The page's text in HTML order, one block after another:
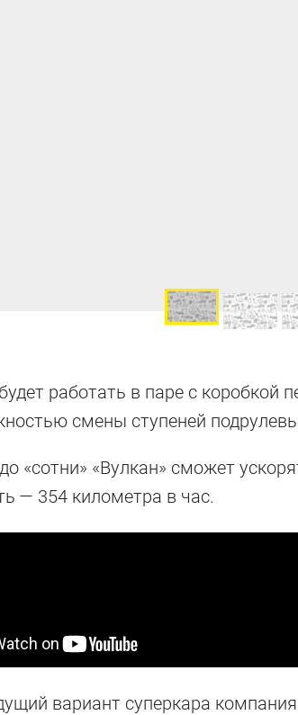
работать в паре с коробкой
смены ступеней
«сотни» «Вулкан» сможет
— 354 километра в час.
вариант суперкара